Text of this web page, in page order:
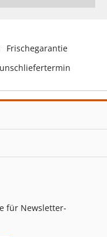
Frischegarantie
für Newsletter-